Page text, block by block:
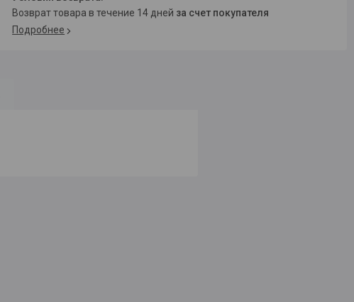
возврат товара в течение 14 дней за счет покупателя
Подробнее